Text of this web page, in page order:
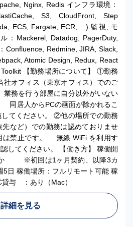
Nginx, Redis インフラ環境：
S3, CloudFront, Step
ECS, Fargate, ECR, ...) 監視, モ
：Mackerel, Datadog, PagerDuty,
Confluence, Redmine, JIRA, Slack,
Atomic Design, Redux, React
【勤務場所について】 ①勤務
オフィス（東京オフィス）でのご
務を行う部屋に自分以外がいない
同居人からPCの画面が除かれるこ
してください。 ②他の場所での勤務
など）での勤務は認めておりませ
は禁止です。 無線 WiFi を利用す
してください。 【働き方】 稼働開
か ※初回は1ヶ月契約、以降3カ
5日 稼働場所：フルリモート可能 稼
与 ：あり（Mac）
詳細を見る